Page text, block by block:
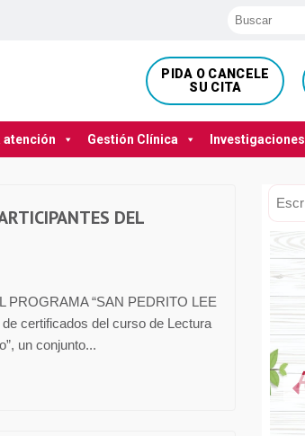
PIDA O CANCELE
SU CITA
atención Gestión Clínica Investigaciones
DEL
PROGRAMA “SAN PEDRITO LEE
certificados del curso de Lectura
un conjunto...